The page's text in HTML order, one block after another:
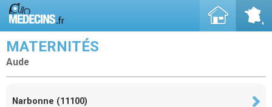
MATERNITÉS
Aude
Narbonne (11100)